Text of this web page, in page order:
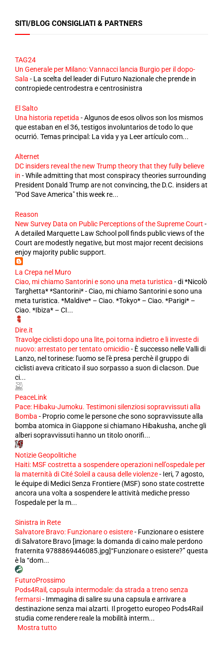
SITI/BLOG CONSIGLIATI & PARTNERS
TAG24
Un Generale per Milano: Vannacci lancia Burgio per il dopo-
Sala - La scelta del leader di Futuro Nazionale che prende in
contropiede centrodestra e centrosinistra
El Salto
Una historia repetida -Algunos de esos olivos son los mismos
que estaban en el 36, testigos involuntarios de todo lo que
ocurrió. Temas principal: La vida y ya Leer artículo com...
Alternet
DC insiders reveal the new Trump theory that they fully believe
in -While admitting that most conspiracy theories surrounding
President Donald Trump are not convincing, the D.C. insiders at
"Pod Save America" this week re...
Reason
New Survey Data on Public Perceptions of the Supreme Court -
A detailed Marquette Law School poll finds public views of the
Court are modestly negative, but most major recent decisions
enjoy majority public support.
La Crepa nel Muro
Ciao, mi chiamo Santorini e sono una meta turistica -di *Nicolò
Targhetta* *Santorini* - Ciao, mi chiamo Santorini e sono una
meta turistica. *Maldive* – Ciao. *Tokyo* – Ciao. *Parigi* –
Ciao. *Ibiza* – CI...
Dire.it
Travolge ciclisti dopo una lite, poi torna indietro e li investe di
nuovo: arrestato per tentato omicidio- È successo nelle Valli di
Lanzo, nel torinese: l'uomo se l'è presa perchè il gruppo di
ciclisti aveva criticato il suo sorpasso a suon di clacson. Due
ci...
PeaceLink
Pace: Hibaku-Jumoku. Testimoni silenziosi sopravvissuti alla
Bomba - Proprio come le persone che sono sopravvissute alla
bomba atomica in Giappone si chiamano Hibakusha, anche gli
alberi sopravvissuti hanno un titolo onorifi...
Notizie Geopolitiche
Haiti: MSF costretta a sospendere operazioni nell’ospedale per
la maternità di Cité Soleil a causa delle violenze- Ieri, 7 agosto,
le équipe di Medici Senza Frontiere (MSF) sono state costrette
ancora una volta a sospendere le attività mediche presso
l’ospedale per la m...
Sinistra in Rete
Salvatore Bravo: Funzionare o esistere- Funzionare o esistere
di Salvatore Bravo [image: la domanda di caino male perdono
fraternita 9788869446085.jpg]“Funzionare o esistere?” questa
è la “dom...
FuturoProssimo
Pods4Rail, capsula intermodale: da strada a treno senza
fermarsi- Immagina di salire su una capsula e arrivare a
destinazione senza mai alzarti. Il progetto europeo Pods4Rail
studia come rendere reale la mobilità interm...
Mostra tutto